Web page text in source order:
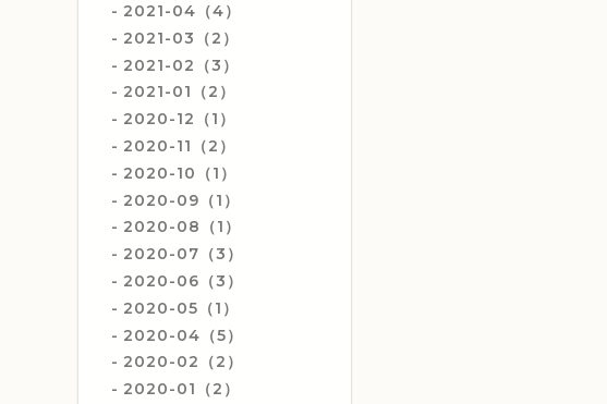
2021-04（4）
2021-03（2）
2021-02（3）
2021-01（2）
2020-12（1）
2020-11（2）
2020-10（1）
2020-09（1）
2020-08（1）
2020-07（3）
2020-06（3）
2020-05（1）
2020-04（5）
2020-02（2）
2020-01（2）